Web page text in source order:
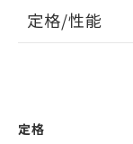
定格/性能
定格